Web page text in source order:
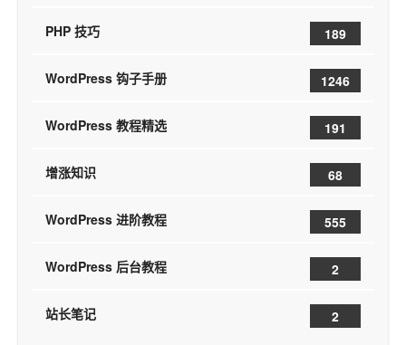
PHP 技巧 189
WordPress 钩子手册 1246
WordPress 教程精选 191
增涨知识 68
WordPress 进阶教程 555
WordPress 后台教程 2
站长笔记 2